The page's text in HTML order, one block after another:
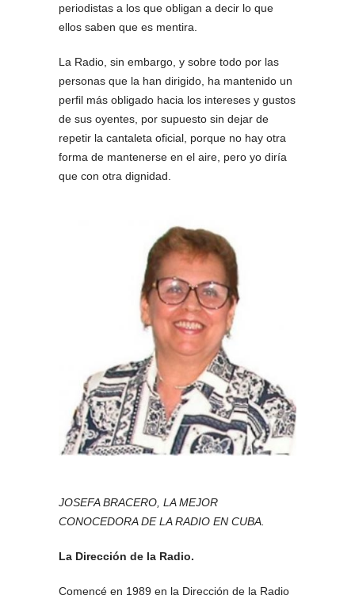
periodistas a los que obligan a decir lo que
ellos saben que es mentira.
La Radio, sin embargo, y sobre todo por las
personas que la han dirigido, ha mantenido un
perfil más obligado hacia los intereses y gustos
de sus oyentes, por supuesto sin dejar de
repetir la cantaleta oficial, porque no hay otra
forma de mantenerse en el aire, pero yo diría
que con otra dignidad.
JOSEFA BRACERO, LA MEJOR
CONOCEDORA DE LA RADIO EN CUBA.
La Dirección de la Radio.
Comencé en 1989 en la Dirección de la Radio